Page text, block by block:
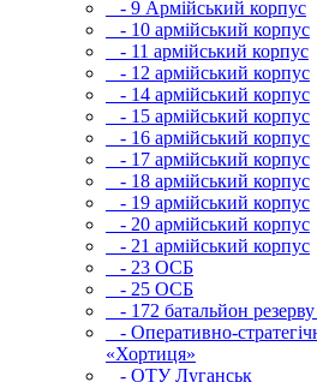
- 9 Армійський корпус
- 10 армійський корпус
- 11 армійський корпус
- 12 армійський корпус
- 14 армійський корпус
- 15 армійський корпус
- 16 армійський корпус
- 17 армійський корпус
- 18 армійський корпус
- 19 армійський корпус
- 20 армійський корпус
- 21 армійський корпус
- 23 ОСБ
- 25 ОСБ
- 172 батальйон
- Оперативно-
«Хортиця»
- ОТУ Луганськ